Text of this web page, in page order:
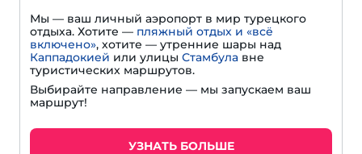
Мы — ваш личный аэропорт в мир турецкого
отдыха. Хотите — пляжный отдых и «всё
включено», хотите — утренние шары над
Каппадокией или улицы Стамбула вне
туристических маршрутов.
Выбирайте направление — мы запускаем ваш
маршрут!
УЗНАТЬ БОЛЬШЕ